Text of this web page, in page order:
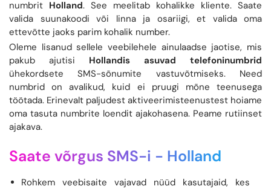
numbrit Holland. See meelitab kohalikke kliente. Saate
valida suunakoodi või linna ja osariigi, et valida oma
ettevõtte jaoks parim kohalik number.
Oleme lisanud sellele veebilehele ainulaadse jaotise, mis
pakub ajutisi Hollandis asuvad telefoninumbrid
ühekordsete SMS-sõnumite vastuvõtmiseks. Need
numbrid on avalikud, kuid ei pruugi mõne teenusega
töötada. Erinevalt paljudest aktiveerimisteenustest hoiame
oma tasuta numbrite loendit ajakohasena. Peame rutiinset
ajakava.
Saate võrgus SMS-i - Holland
Rohkem veebisaite vajavad nüüd kasutajaid, kes